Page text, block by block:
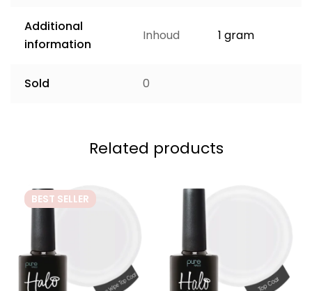
Additional
information
Inhoud 1 gram
Sold 0
Related products
BEST SELLER